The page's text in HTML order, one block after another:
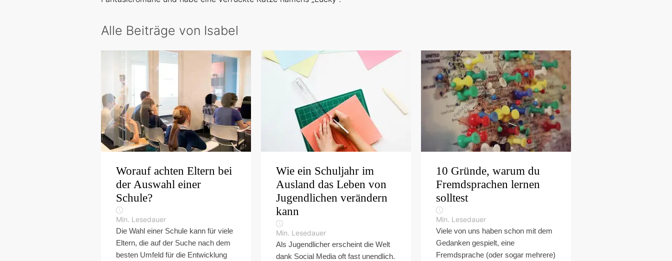
Alle Beiträge von Isabel
Worauf achten Eltern bei
der Auswahl einer
Schule?
Min. Lesedauer
Die Wahl einer Schule kann für viele
Eltern, die auf der Suche nach dem
besten Umfeld für die Entwicklung
Wie ein Schuljahr im
Ausland das Leben von
Jugendlichen verändern
kann
Min. Lesedauer
Als Jugendlicher erscheint die Welt
dank Social Media oft fast unendlich.
10 Gründe, warum du
Fremdsprachen lernen
solltest
Min. Lesedauer
Viele von uns haben schon mit dem
Gedanken gespielt, eine
Fremdsprache (oder sogar mehrere)